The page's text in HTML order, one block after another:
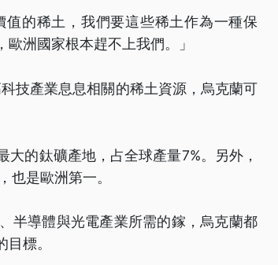
的稀土，我們要這些稀土作為一種保
洲國家根本趕不上我們。」
技產業息息相關的稀土資源，烏克蘭可
的鈦礦產地，占全球產量7%。另外，
也是歐洲第一。
半導體與光電產業所需的鎵，烏克蘭都
標。